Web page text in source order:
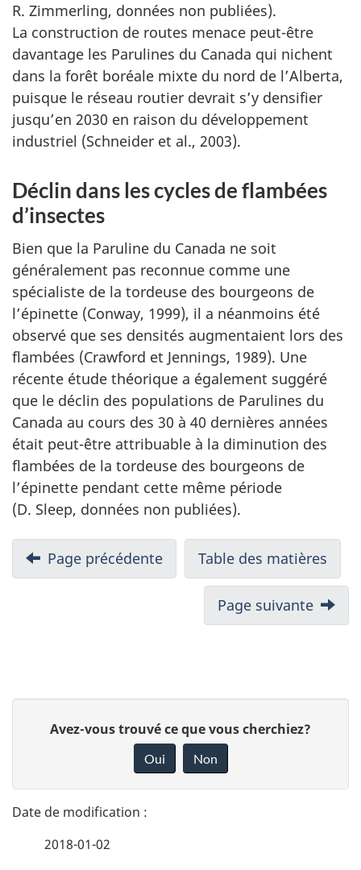
R. Zimmerling, données non publiées).
La construction de routes menace peut-être
davantage les Parulines du Canada qui nichent
dans la forêt boréale mixte du nord de l’Alberta,
puisque le réseau routier devrait s’y densifier
jusqu’en 2030 en raison du développement
industriel (Schneider et al., 2003).
Déclin dans les cycles de flambées
d’insectes
Bien que la Paruline du Canada ne soit
généralement pas reconnue comme une
spécialiste de la tordeuse des bourgeons de
l’épinette (Conway, 1999), il a néanmoins été
observé que ses densités augmentaient lors des
flambées (Crawford et Jennings, 1989). Une
récente étude théorique a également suggéré
que le déclin des populations de Parulines du
Canada au cours des 30 à 40 dernières années
était peut-être attribuable à la diminution des
flambées de la tordeuse des bourgeons de
l’épinette pendant cette même période
(D. Sleep, données non publiées).
Page précédente Table des matières
Page suivante
t
a
n
Avez-vous trouvé ce que vous cherchiez?
Oui Non
2018-01-02